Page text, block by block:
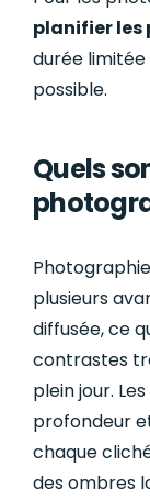
planifier les
durée
possible.
Quels
plusieurs
diffusée, ce
contrastes
plein jour. Les
profondeur
chaque
des ombres